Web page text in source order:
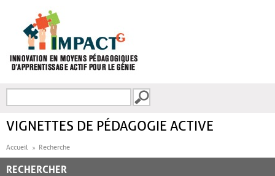
FORMULAIRE DE
VIGNETTES DE PÉDAGOGIE ACTIVE
Accueil Recherche
RECHERCHER